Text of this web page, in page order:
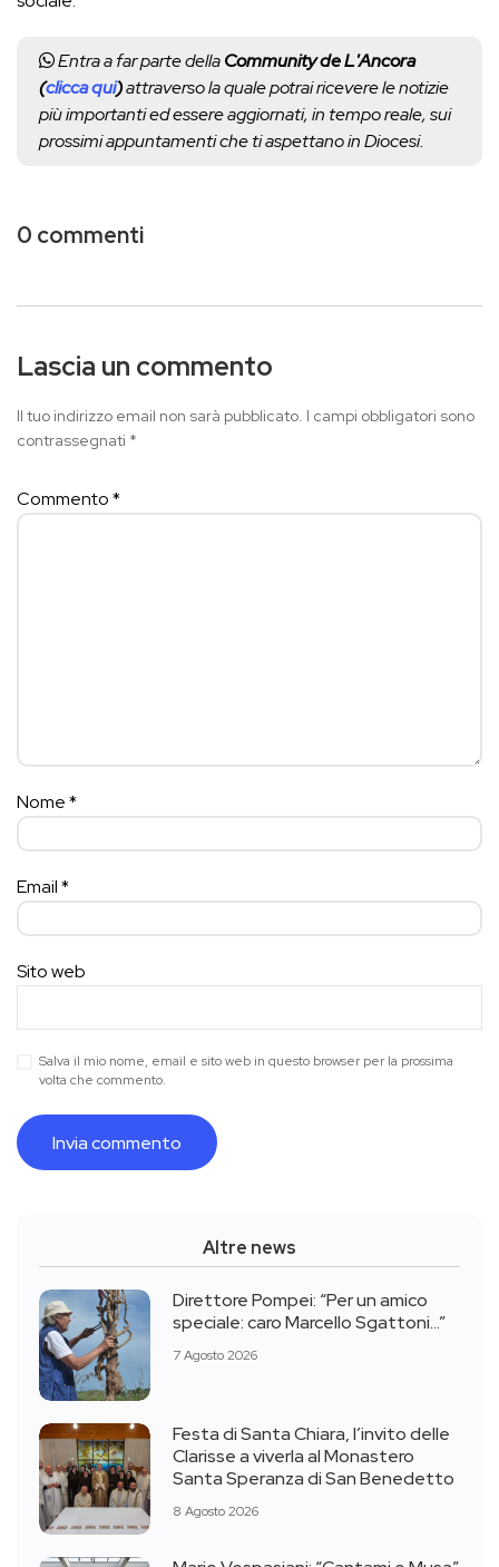
Entra a far parte dellaCommunity de L'Ancora
(clicca qui)attraverso la quale potrai ricevere le notizie
più importanti ed essere aggiornati, in tempo reale, sui
prossimi appuntamenti che ti aspettano in Diocesi.
0 commenti
Lascia un commento
Il tuo indirizzo email non sarà pubblicato. I campi obbligatori sono
contrassegnati *
Commento*
Nome*
Email*
Sito web
Salva il mio nome, email e sito web in questo browser per la prossima
volta che commento.
Altre news
Direttore Pompei: “Per un amico
speciale: caro Marcello Sgattoni…”
7 Agosto 2026
Festa di Santa Chiara, l’invito delle
Clarisse a viverla al Monastero
Santa Speranza di San Benedetto
8 Agosto 2026